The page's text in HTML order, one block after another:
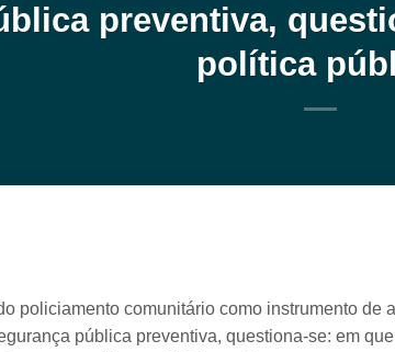
preventiva,
política
policiamento comunitário como instrumento de
pública preventiva, questiona-se: em